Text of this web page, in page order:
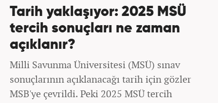
Tarih yaklaşıyor: 2025 MSÜ
tercih sonuçları ne zaman
açıklanır?
Milli Savunma Üniversitesi (MSÜ) sınav
sonuçlarının açıklanacağı tarih için gözler
MSB'ye çevrildi. Peki 2025 MSÜ tercih